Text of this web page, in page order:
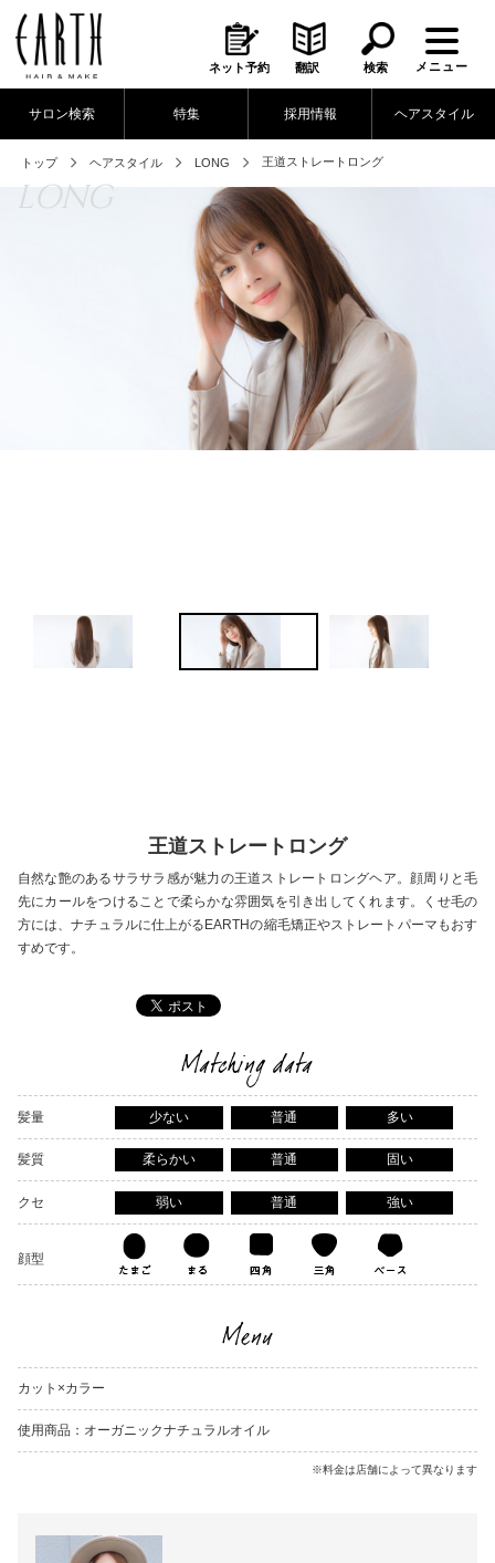
ネット予約 翻訳 検索 メニュー
サロン検索 特集 採用情報 ヘアスタイル
トップ ヘアスタイル LONG 王道ストレートロング
LONG
王道ストレートロング
自然な艶のあるサラサラ感が魅力の王道ストレートロングヘア。顔周りと毛
先にカールをつけることで柔らかな雰囲気を引き出してくれます。くせ毛の
方には、ナチュラルに仕上がるEARTHの縮毛矯正やストレートパーマもおす
すめです。
Matching data
髪量 少ない 普通 多い
髪質 柔らかい 普通 固い
クセ 弱い 普通 強い
顔型
Menu
カット×カラー
使用商品：オーガニックナチュラルオイル
※料金は店舗によって異なります